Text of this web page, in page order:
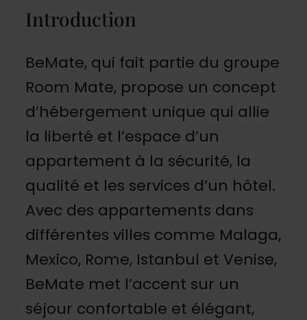
Introduction
BeMate, qui fait partie du groupe
Room Mate, propose un concept
d’hébergement unique qui allie
la liberté et l’espace d’un
appartement à la sécurité, la
qualité et les services d’un hôtel.
Avec des appartements dans
différentes villes comme Malaga,
Mexico, Rome, Istanbul et Venise,
BeMate met l’accent sur un
séjour confortable et élégant,